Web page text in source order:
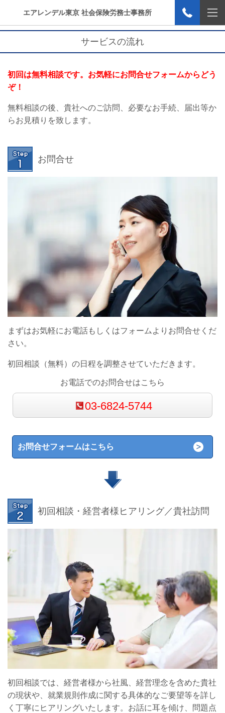
エアレンデル東京 社会保険労務士事務所
サービスの流れ
初回は無料相談です。お気軽にお問合せフォームからどう
ぞ！
無料相談の後、貴社へのご訪問、必要なお手続、届出等か
らお見積りを致します。
お問合せ
まずはお気軽にお電話もしくはフォームよりお問合せくだ
さい。
初回相談（無料）の日程を調整させていただきます。
お電話でのお問合せはこちら
03-6824-5744
お問合せフォームはこちら
初回相談・経営者様ヒアリング／貴社訪問
初回相談では、経営者様から社風、経営理念を含めた貴社
の現状や、就業規則作成に関する具体的なご要望等を詳し
く丁寧にヒアリングいたします。お話に耳を傾け、問題点